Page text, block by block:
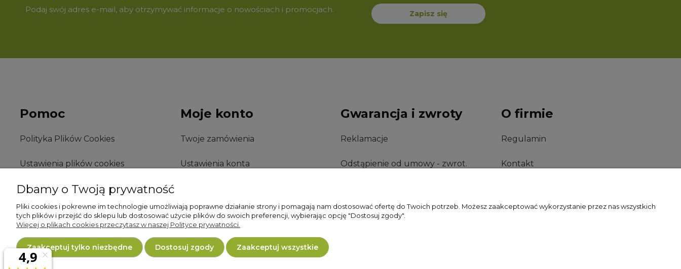
Podaj swój adres e-mail, aby otrzymywać informacje o nowościach i promocjach. Zapisz się
Pomoc
Polityka Plików Cookies
Ustawienia plików cookies
Polityka prywatności
Procedura GPSR
Procedura wycofania produktu
Moje konto
Twoje zamówienia
Ustawienia konta
Gwarancja i zwroty
Reklamacje
Odstąpienie od umowy - zwrot.
O firmie
Regulamin
Kontakt
Dbamy o Twoją prywatność
Pliki cookies i pokrewne im technologie umożliwiają poprawne działanie strony i pomagają nam dostosować ofertę do Twoich potrzeb. Możesz zaakceptować wykorzystanie przez nas wszystkich
tych plików i przejść do sklepu lub dostosować użycie plików do swoich preferencji, wybierając opcję "Dostosuj zgody".
Więcej o plikach cookies przeczytasz w naszej Polityce prywatności.
Zaakceptuj tylko niezbędne Dostosuj zgody Zaakceptuj wszystkie